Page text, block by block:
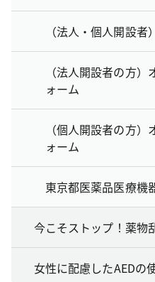
（法人・個人開設
（法人開設者の方
ォーム
（個人開設者の方
ォーム
東京都医薬品医療機
今こそストップ！薬物
女性に配慮したAEDの